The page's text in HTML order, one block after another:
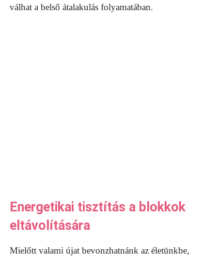
válhat a belső átalakulás folyamatában.
Energetikai tisztítás a blokkok
eltávolítására
Mielőtt valami újat bevonzhatnánk az életünkbe,